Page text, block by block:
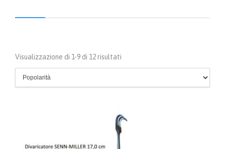
Visualizzazione di 1-9 di 12 risultati